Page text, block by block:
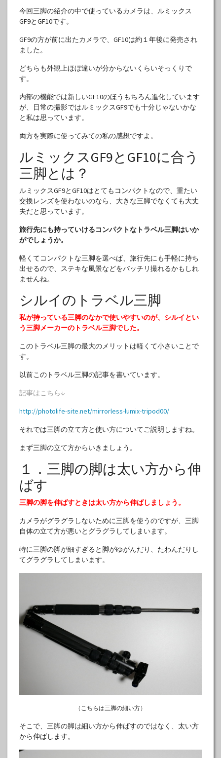
今回三脚の紹介の中で使っているカメラは、ルミックス
GF9とGF10です。
GF9の方が前に出たカメラで、GF10は約１年後に発売され
ました。
どちらも外観上ほぼ違いが分からないくらいそっくりで
す。
内部の機能では新しいGF10のほうもちろん進化しています
が、日常の撮影ではルミックスGF9でも十分じゃないかな
と私は思っています。
両方を実際に使ってみての私の感想ですよ。
ルミックスGF9とGF10に合う
三脚とは？
ルミックスGF9とGF10はとてもコンパクトなので、重たい
交換レンズを使わないのなら、大きな三脚でなくても大丈
夫だと思っています。
旅行先にも持っていけるコンパクトなトラベル三脚はいか
がでしょうか。
軽くてコンパクトな三脚を選べば、旅行先にも手軽に持ち
出せるので、ステキな風景などをバッチリ撮れるかもしれ
ませんね。
シルイのトラベル三脚
私が持っている三脚のなかで使いやすいのが、シルイとい
う三脚メーカーのトラベル三脚でした。
このトラベル三脚の最大のメリットは軽くて小さいことで
す。
以前このトラベル三脚の記事を書いています。
記事はこちら↓
http://photolife-site.net/mirrorless-lumix-tripod00/
それでは三脚の立て方と使い方についてご説明しますね。
まず三脚の立て方からいきましょう。
１．三脚の脚は太い方から伸
ばす
三脚の脚を伸ばすときは太い方から伸ばしましょう。
カメラがグラグラしないために三脚を使うのですが、三脚
自体の立て方が悪いとグラグラしてしまいます。
特に三脚の脚が細すぎると脚がゆがんだり、たわんだりし
てグラグラしてしまいます。
（こちらは三脚の細い方）
そこで、三脚の脚は細い方から伸ばすのではなく、太い方
から伸ばします。